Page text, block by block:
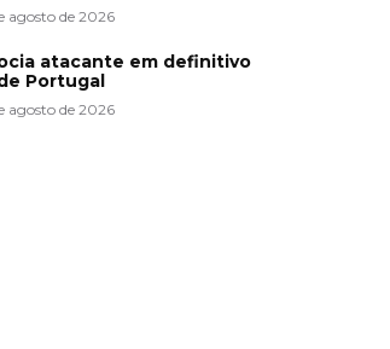
agosto de 2026
atacante em definitivo
Portugal
agosto de 2026